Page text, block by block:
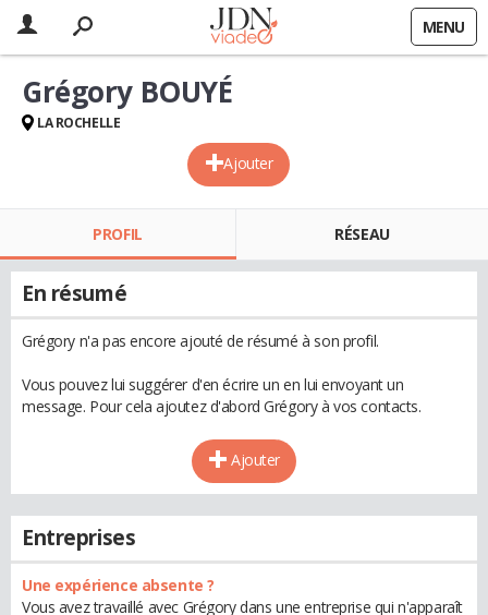
MENU
Ajouter
Grégory BOUYÉ
LA ROCHELLE
PROFIL RÉSEAU
En résumé
Grégory n'a pas encore ajouté de résumé à son profil.
Vous pouvez lui suggérer d'en écrire un en lui envoyant un
message. Pour cela ajoutez d'abord Grégory à vos contacts.
Ajouter
Entreprises
Une expérience absente ?
Vous avez travaillé avec Grégory dans une entreprise qui n'apparaît